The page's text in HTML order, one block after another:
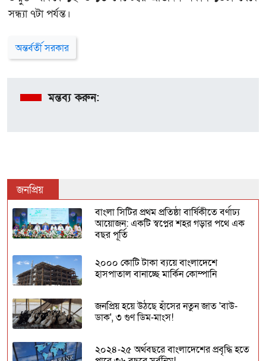
সন্ধ্যা ৭টা পর্যন্ত।
অন্তর্বর্তী সরকার
মন্তব্য করুন:
জনপ্রিয়
বাংলা সিটির প্রথম প্রতিষ্ঠা বার্ষিকীতে বর্ণাঢ্য
আয়োজন: একটি স্বপ্নের শহর গড়ার পথে এক
বছর পূর্তি
২০০০ কোটি টাকা ব্যয়ে বাংলাদেশে
হাসপাতাল বানাচ্ছে মার্কিন কোম্পানি
জনপ্রিয় হয়ে উঠছে হাঁসের নতুন জাত 'বাউ-
ডাক', ৩ গুণ ডিম-মাংস!
২০২৪-২৫ অর্থবছরে বাংলাদেশের প্রবৃদ্ধি হতে